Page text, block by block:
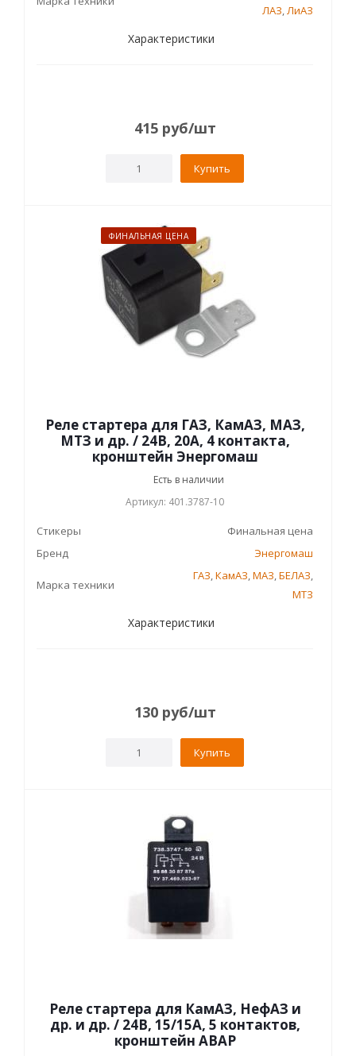
ЛАЗ,ЛиАЗ
Характеристики
415 руб/шт
Купить
ФИНАЛЬНАЯ ЦЕНА
Реле стартера для ГАЗ, КамАЗ, МАЗ,
МТЗ и др. / 24В, 20А, 4 контакта,
кронштейн Энергомаш
Есть в наличии
Артикул: 401.3787-10
Стикеры
Финальная цена
Бренд
Энергомаш
Марка техники
ГАЗ,КамАЗ,МАЗ,БЕЛАЗ,
МТЗ
Характеристики
130 руб/шт
Купить
Реле стартера для КамАЗ, НефАЗ и
др. и др. / 24В, 15/15А, 5 контактов,
кронштейн АВАР